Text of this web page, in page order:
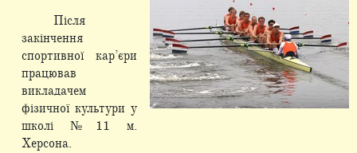
Після
закінчення
спортивної кар’єри
працював
викладачем
фізичної культури у
школі № 11 м.
Херсона.